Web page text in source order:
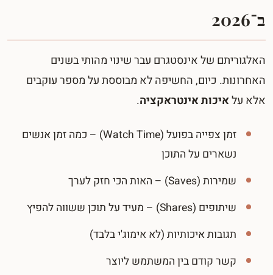
ב־2026
האלגוריתם של אינסטגרם עבר שינוי מהותי בשנים
האחרונות. כיום, החשיפה לא מבוססת על מספר עוקבים
אלא עלאיכות אינטראקציה.
זמן צפייה בפועל (Watch Time) – כמה זמן אנשים
נשארים על התוכן
שמירות (Saves) – האות הכי חזק לערך
שיתופים (Shares) – מעיד על תוכן ששווה להפיץ
תגובות איכותיות (לא אימוג'י בלבד)
קשר קודם בין המשתמש ליוצר